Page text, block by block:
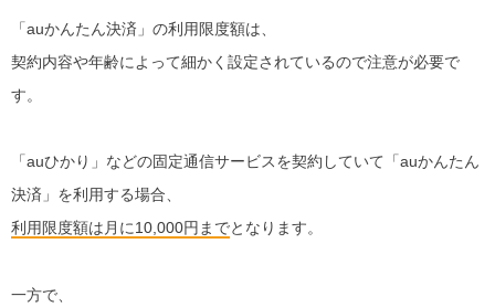
「auかんたん決済」の利用限度額は、
契約内容や年齢によって細かく設定されているので注意が必要で
す。
「auひかり」などの固定通信サービスを契約していて「auかんたん
決済」を利用する場合、
利用限度額は月に10,000円までとなります。
一方で、